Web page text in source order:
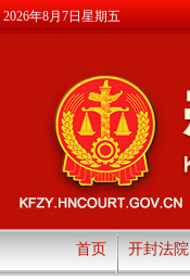
2026年8月7日星期五
首页 开封法院